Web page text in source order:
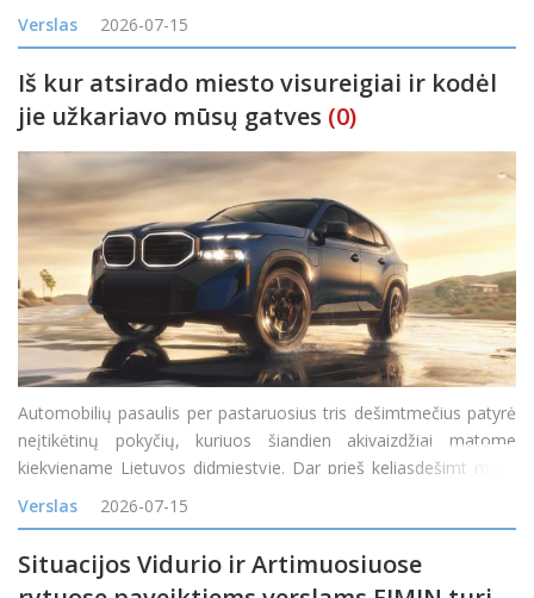
problemų sąrašo, o komandos, galinčios nustatyti SEO
problemas, padėti jas išspręst
Verslas 2026-07-15
Iš kur atsirado miesto visureigiai ir kodėl
jie užkariavo mūsų gatves (0)
Automobilių pasaulis per pastaruosius tris dešimtmečius patyrė
neįtikėtinų pokyčių, kuriuos šiandien akivaizdžiai matome
kiekviename Lietuvos didmiestyje. Dar prieš keliasdešimt metų
visureigis buvo suprantamas kaip specifinė transporto priemonė,
skirta miškų takam
Verslas 2026-07-15
Situacijos Vidurio ir Artimuosiuose